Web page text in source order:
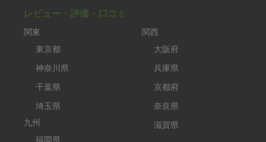
レビュー・評価・口コミ
関東
東京都
神奈川県
千葉県
埼玉県
九州
福岡県
関西
大阪府
兵庫県
京都府
奈良県
滋賀県